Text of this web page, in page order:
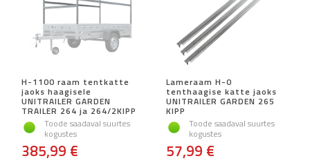
H-1100 raam tentkatte
jaoks haagisele
UNITRAILER GARDEN
TRAILER 264 ja 264/2KIPP
Toode saadaval suurtes
kogustes
385,99 €
Lameraam H-0
tenthaagise katte jaoks
UNITRAILER GARDEN 265
KIPP
Toode saadaval suurtes
kogustes
57,99 €